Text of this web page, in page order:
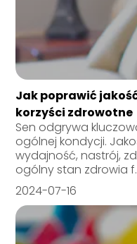
Jak poprawić
korzyści zdrowotne
Sen odgrywa
ogólnej kondycji.
wydajność, nastrój,
ogólny stan zdrowia
2024-07-16